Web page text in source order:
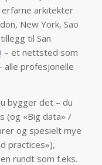
arkitekter
New York, Sao
til San
– et nettsted som
alle profesjonelle
bygger det – du
(og «Big data» /
og spesielt mye
practices»),
rundt som f.eks.